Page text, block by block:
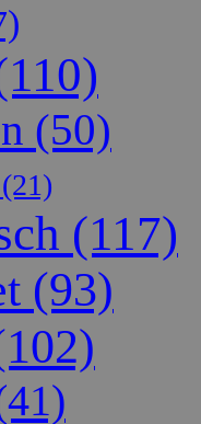
(50)
(21)
(117)
(93)